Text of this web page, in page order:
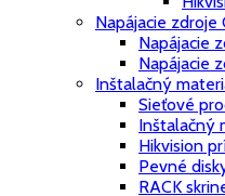
Napájacie zdroje
Napájacie
Napájacie
Inštalačný
Sieťové
Inštalačný
Hikvision
Pevné
RACK